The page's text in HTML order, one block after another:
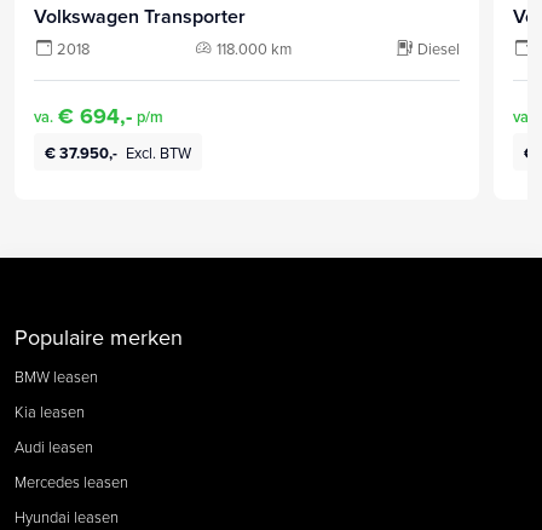
Volkswagen Transporter
2018 118.000 km Diesel
va. € 694,- p/m
€ 37.950,- Excl. BTW
va.
€
Populaire merken
BMW leasen
Kia leasen
Audi leasen
Mercedes leasen
Hyundai leasen